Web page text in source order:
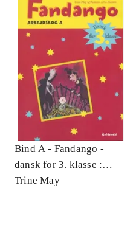
Bind A - Fandango -
dansk for 3. klasse :
grundbog -- Arbejdsbog.
Trine May